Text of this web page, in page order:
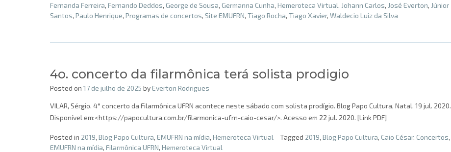
Fernanda Ferreira, Fernando Deddos, George de Sousa, Germanna Cunha, Hemeroteca Virtual, Johann Carlos, José Everton, Júnior
Santos, Paulo Henrique, Programas de concertos, Site EMUFRN, Tiago Rocha, Tiago Xavier, Waldecio Luiz da Silva
4o. concerto da filarmônica terá solista prodigio
Posted on 17 de julho de 2025 byEverton Rodrigues
VILAR, Sérgio. 4° concerto da Filarmônica UFRN acontece neste sábado com solista prodígio. Blog Papo Cultura, Natal, 19 jul. 2020.
Disponível em:<https://papocultura.com.br/filarmonica-ufrn-caio-cesar/>. Acesso em 22 jul. 2020. [Link PDF]
Posted in 2019, Blog Papo Cultura, EMUFRN na mídia, Hemeroteca Virtual Tagged 2019, Blog Papo Cultura, Caio César, Concertos,
EMUFRN na mídia, Filarmônica UFRN, Hemeroteca Virtual